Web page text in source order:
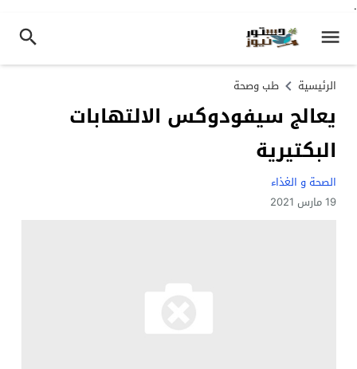
.
الرئيسية طب وصحة
يعالج سيفودوكس الالتهابات
البكتيرية
الصحة و الغذاء
19 مارس 2021